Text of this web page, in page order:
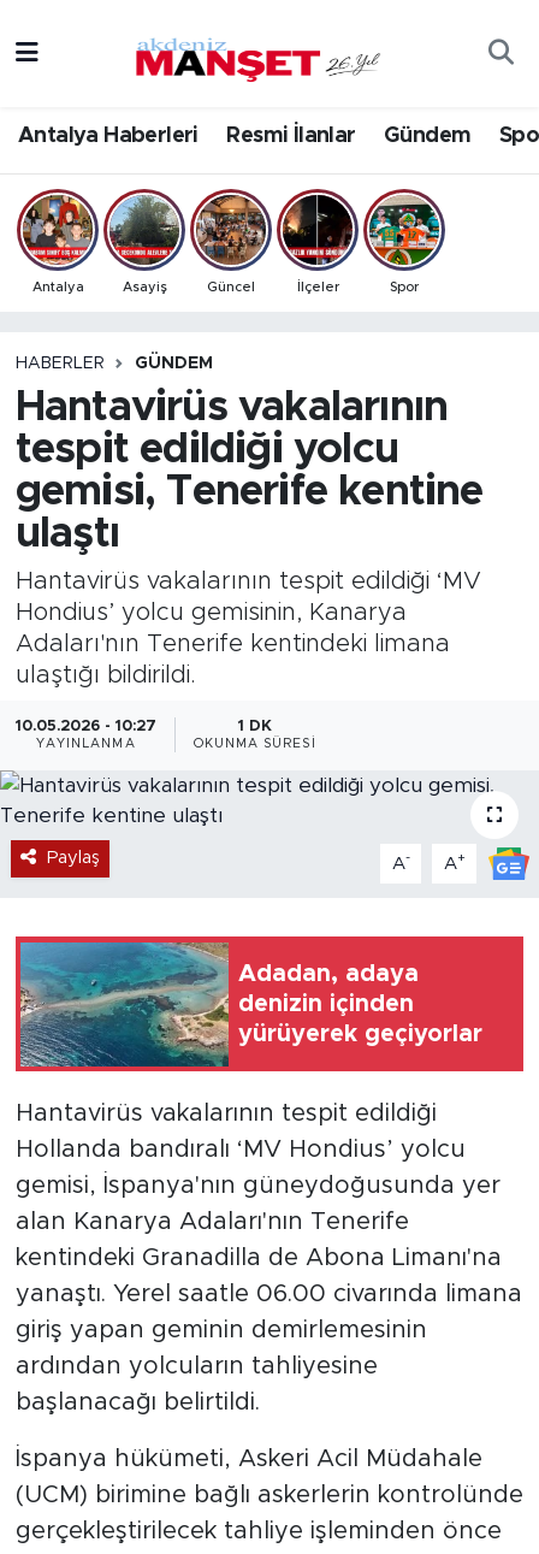
Antalya Haberleri Resmi İlanlar Gündem
Antalya Asayiş Güncel İlçeler Spor
HABERLER GÜNDEM
Hantavirüs vakalarının
tespit edildiği yolcu
gemisi, Tenerife kentine
ulaştı
Hantavirüs vakalarının tespit edildiği ‘MV
Hondius’ yolcu gemisinin, Kanarya
Adaları'nın Tenerife kentindeki limana
ulaştığı bildirildi.
10.05.2026 - 10:27
YAYINLANMA
1 DK
OKUNMA SÜRESI
Paylaş A- A+
Adadan, adaya
denizin içinden
yürüyerek geçiyorlar
Hantavirüs vakalarının tespit edildiği
Hollanda bandıralı ‘MV Hondius’ yolcu
gemisi, İspanya'nın güneydoğusunda yer
alan Kanarya Adaları'nın Tenerife
kentindeki Granadilla de Abona Limanı'na
yanaştı. Yerel saatle 06.00 civarında limana
giriş yapan geminin demirlemesinin
ardından yolcuların tahliyesine
başlanacağı belirtildi.
İspanya hükümeti, Askeri Acil Müdahale
(UCM) birimine bağlı askerlerin kontrolünde
gerçekleştirilecek tahliye işleminden önce
Bilim & Teknoloji
Eğitim
Ekonomi
Gündem
İlçeler
Kültür- Sanat
Magazin
Özel Haber
Sağlık
Turizm
Antalya Hava Durumu
Antalya Namaz Vakitleri
Antalya Trafik Yoğunluk Haritası
Tüm Manşetler
Son Dakika Haberleri
Haber Arşivi